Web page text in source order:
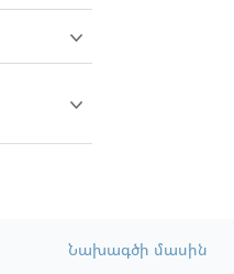
Նախագծի մասին